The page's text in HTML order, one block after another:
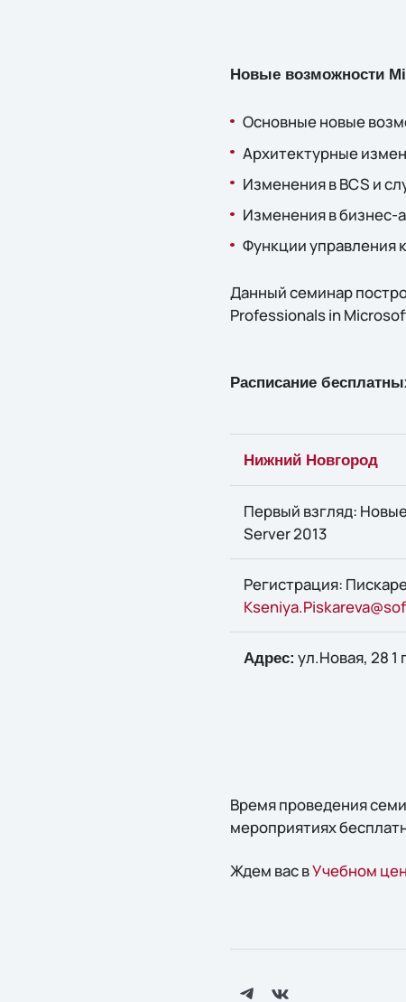
Новые возможности
Основные новые
Архитектурные
Изменения в BCS и
Изменения в бизнес-
Функции управления
Данный семинар
Professionals in
Расписание
Нижний Новгород
Первый взгляд:
Server 2013
Регистрация:
Адрес: ул.Новая, 28 1
Время проведения
мероприятиях
Ждем вас вУчебном